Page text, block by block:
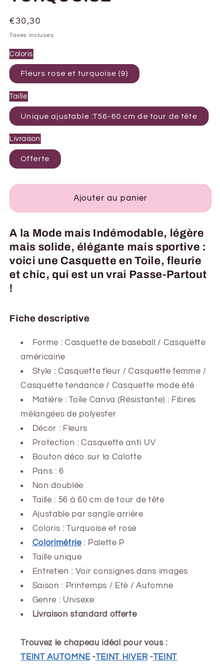
Prix
habituel
€30,30
Taxes incluses
Coloris
Fleurs rose et turquoise (9)
Taille
Unique ajustable :T56-60 cm de tour de tête
Livraison
Offerte
Ajouter au panier
A la Mode mais Indémodable, légère
mais solide, élégante mais sportive :
voici une Casquette en Toile, fleurie
et chic, qui est un vrai Passe-Partout
!
Fiche descriptive
Forme : Casquette de baseball / Casquette
américaine
Style : Casquette fleur / Casquette femme /
Casquette tendance / Casquette mode été
Matière : Toile Canva (Résistante) : Fibres
mélangées de polyester
Décor : Fleurs
Protection : Casquette anti UV
Bouton déco sur la Calotte
Pans : 6
Non doublée
Taille : 56 à 60 cm de tour de tête
Ajustable par sangle arrière
Coloris : Turquoise et rose
Colorimétrie : Palette P
Taille unique
Entretien : Voir consignes dans images
Saison : Printemps / Eté / Automne
Genre : Unisexe
Livraison standard offerte
Trouvez le chapeau idéal pour vous :
TEINT AUTOMNE-TEINT HIVER-TEINT